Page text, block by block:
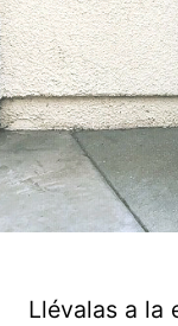
Llévalas a la